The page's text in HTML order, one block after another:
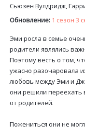
Сьюзен Вулдридж,
Обновление: 1 сезон 3
Эми росла в семье
родители являлись
Поэтому весть о том,
ужасно разочаровала
любовь между Эми и
они решили переехать
от родителей.
Пожениться они не